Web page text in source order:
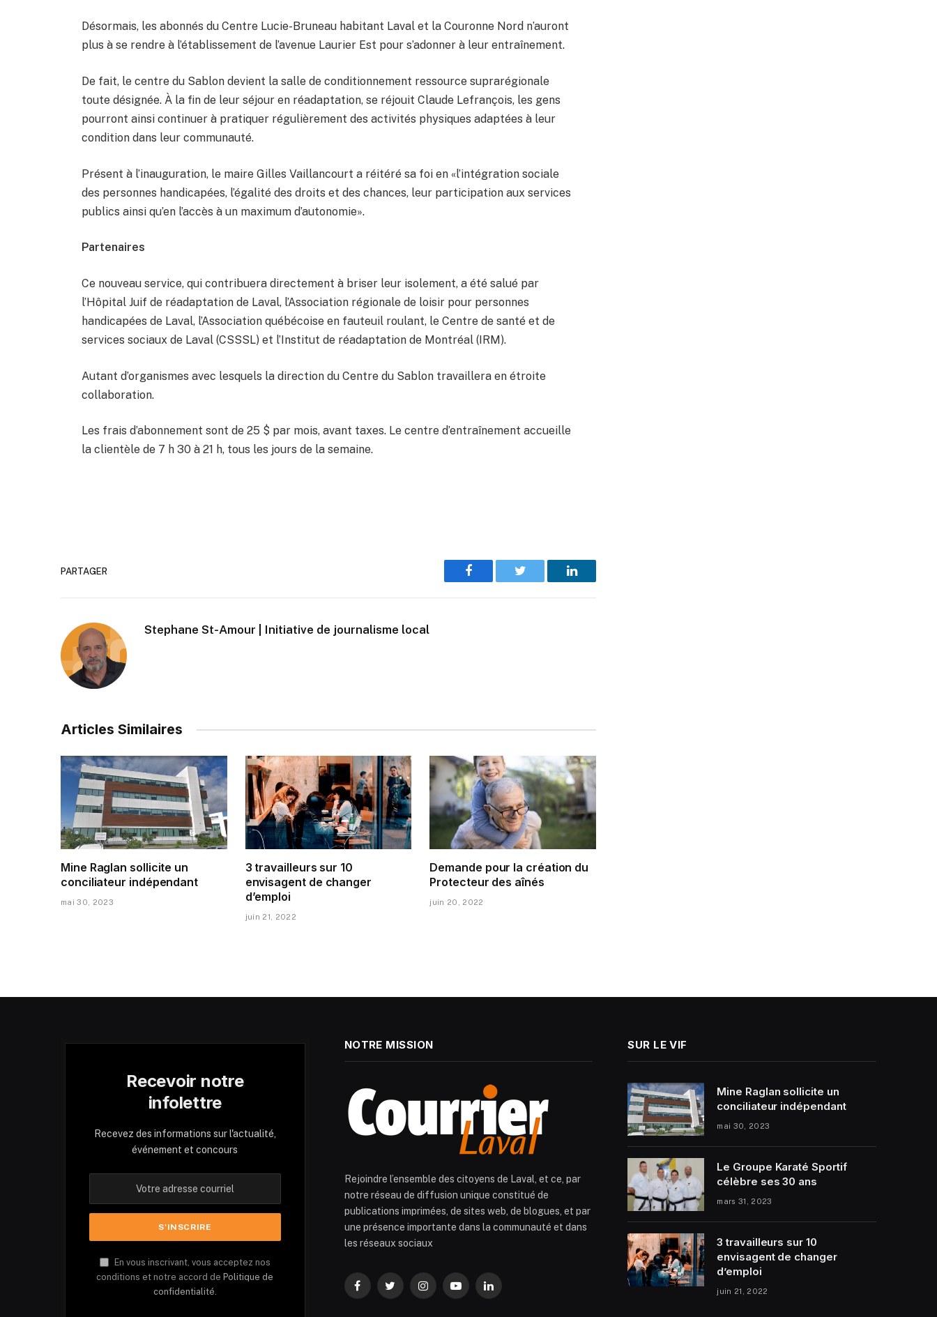
Désormais, les abonnés du Centre Lucie-Bruneau habitant Laval et la Couronne Nord n’auront
plus à se rendre à l’établissement de l’avenue Laurier Est pour s’adonner à leur entraînement.
De fait, le centre du Sablon devient la salle de conditionnement ressource suprarégionale
toute désignée. À la fin de leur séjour en réadaptation, se réjouit Claude Lefrançois, les gens
pourront ainsi continuer à pratiquer régulièrement des activités physiques adaptées à leur
condition dans leur communauté.
Présent à l’inauguration, le maire Gilles Vaillancourt a réitéré sa foi en «l’intégration sociale
des personnes handicapées, l’égalité des droits et des chances, leur participation aux services
publics ainsi qu’en l’accès à un maximum d’autonomie».
Partenaires
Ce nouveau service, qui contribuera directement à briser leur isolement, a été salué par
l’Hôpital Juif de réadaptation de Laval, l’Association régionale de loisir pour personnes
handicapées de Laval, l’Association québécoise en fauteuil roulant, le Centre de santé et de
services sociaux de Laval (CSSSL) et l’Institut de réadaptation de Montréal (IRM).
Autant d’organismes avec lesquels la direction du Centre du Sablon travaillera en étroite
collaboration.
Les frais d’abonnement sont de 25 $ par mois, avant taxes. Le centre d’entraînement accueille
la clientèle de 7 h 30 à 21 h, tous les jours de la semaine.
PARTAGER
Facebook Twitter LinkedIn
Stephane St-Amour | Initiative de journalisme local
Articles Similaires
Mine Raglan sollicite un
conciliateur indépendant
mai 30, 2023
3 travailleurs sur 10
envisagent de changer
d’emploi
juin 21, 2022
Demande pour la création du
Protecteur des aînés
juin 20, 2022
Recevoir notre
infolettre
Recevez des informations sur l'actualité,
événement et concours
En vous inscrivant, vous acceptez nos
conditions et notre accord de Politique de
confidentialité.
NOTRE MISSION
Rejoindre l’ensemble des citoyens de Laval, et ce, par
notre réseau de diffusion unique constitué de
publications imprimées, de sites web, de blogues, et par
une présence importante dans la communauté et dans
les réseaux sociaux
FacebookTwitterInstagramYouTubeLinkedIn
SUR LE VIF
Mine Raglan sollicite un
conciliateur indépendant
mai 30, 2023
Le Groupe Karaté Sportif
célèbre ses 30 ans
mars 31, 2023
3 travailleurs sur 10
envisagent de changer
d’emploi
juin 21, 2022